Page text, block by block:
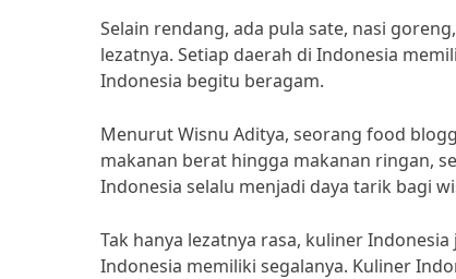
Selain rendang, ada pula sate, nasi
lezatnya. Setiap daerah di Indonesia
Indonesia begitu beragam.
Menurut Wisnu Aditya, seorang food
makanan berat hingga makanan ringan,
Indonesia selalu menjadi daya tarik bagi
Tak hanya lezatnya rasa, kuliner
Indonesia memiliki segalanya. Kuliner